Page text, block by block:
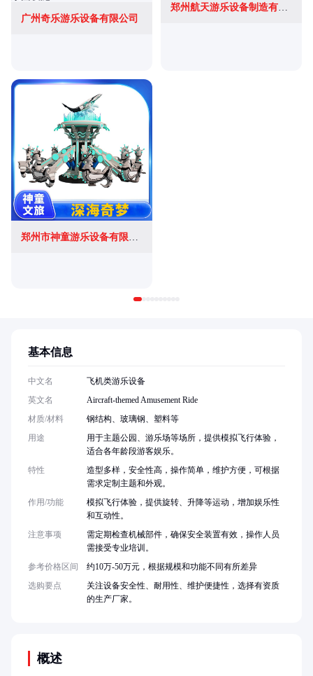
广州奇乐游乐设备有限公司
郑州航天游乐设备制造有限公司
概述
基本信息
中文名
飞机类游乐设备
英文名
Aircraft-themed Amusement Ride
材质/材料
钢结构、玻璃钢、塑料等
用途
用于主题公园、游乐场等场所，提供模拟飞行体验，
适合各年龄段游客娱乐。
特性
造型多样，安全性高，操作简单，维护方便，可根据
需求定制主题和外观。
作用/功能
模拟飞行体验，提供旋转、升降等运动，增加娱乐性
和互动性。
注意事项
需定期检查机械部件，确保安全装置有效，操作人员
需接受专业培训。
参考价格区间
约10万-50万元，根据规模和功能不同有所差异
选购要点
关注设备安全性、耐用性、维护便捷性，选择有资质
的生产厂家。